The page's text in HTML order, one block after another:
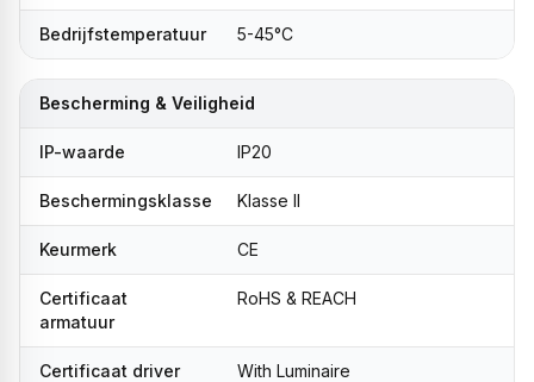
Bedrijfstemperatuur 5-45°C
Bescherming & Veiligheid
IP-waarde IP20
Beschermingsklasse Klasse II
Keurmerk CE
Certificaat
armatuur
RoHS & REACH
Certificaat driver With Luminaire